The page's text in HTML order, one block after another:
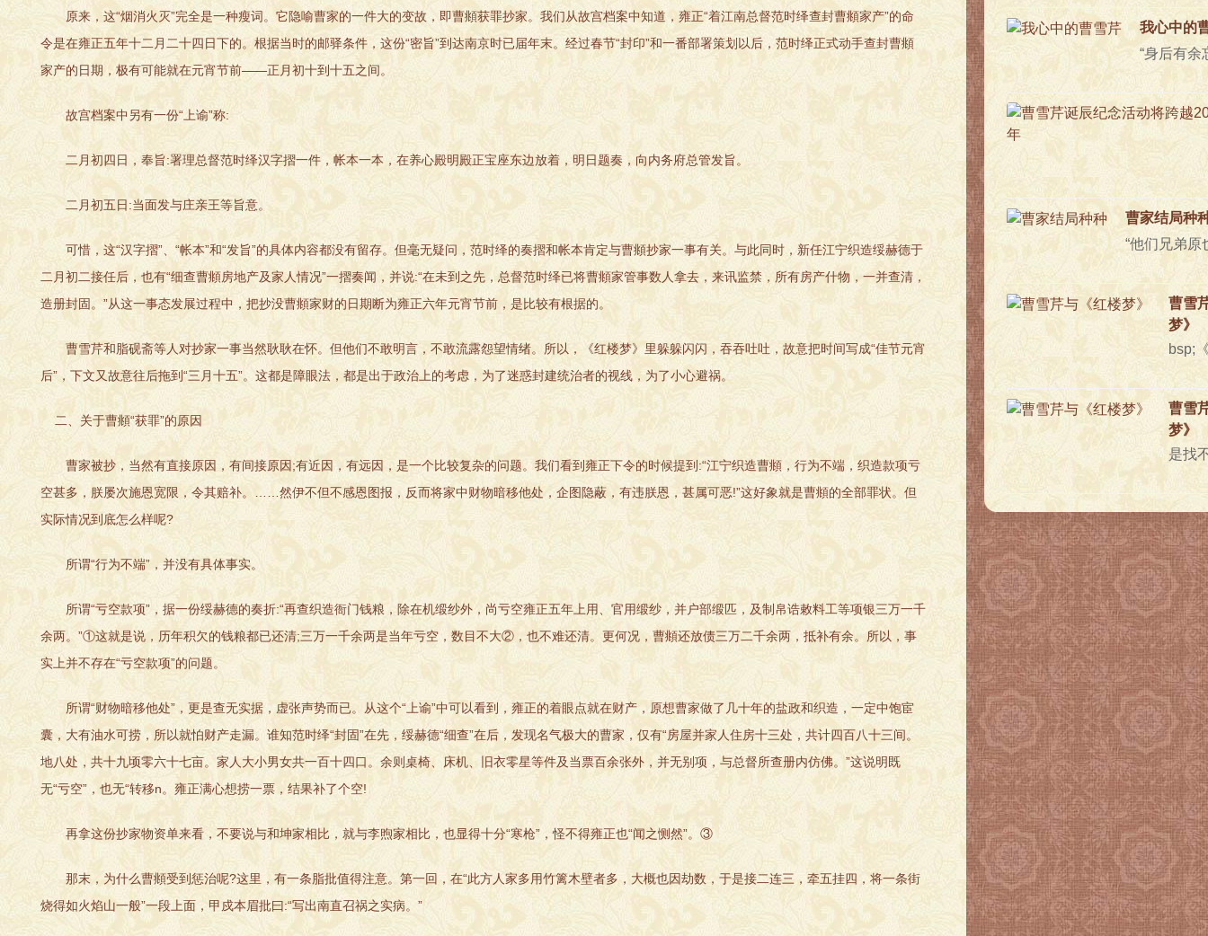
原来，这“烟消火灭”完全是一种瘦词。它隐喻曹家的一件大的变故，即曹頫获罪抄家。我们从故宫档案中知道，雍正“着江南总督范时绎查封曹頫家产”的命
令是在雍正五年十二月二十四日下的。根据当时的邮驿条件，这份“密旨”到达南京时已届年末。经过春节“封印”和一番部署策划以后，范时绎正式动手查封曹頫
家产的日期，极有可能就在元宵节前——正月初十到十五之间。
故宫档案中另有一份“上谕”称:
二月初四日，奉旨:署理总督范时绎汉字摺一件，帐本一本，在养心殿明殿正宝座东边放着，明日题奏，向内务府总管发旨。
二月初五日:当面发与庄亲王等旨意。
可惜，这“汉字摺”、“帐本”和“发旨”的具体内容都没有留存。但毫无疑问，范时绎的奏摺和帐本肯定与曹頫抄家一事有关。与此同时，新任江宁织造绥赫德于
二月初二接任后，也有“细查曹頫房地产及家人情况”一摺奏闻，并说:“在未到之先，总督范时绎已将曹頫家管事数人拿去，来讯监禁，所有房产什物，一并查清，
造册封固。”从这一事态发展过程中，把抄没曹頫家财的日期断为雍正六年元宵节前，是比较有根据的。
曹雪芹和脂砚斋等人对抄家一事当然耿耿在怀。但他们不敢明言，不敢流露怨望情绪。所以，《红楼梦》里躲躲闪闪，吞吞吐吐，故意把时间写成“佳节元宵
后”，下文又故意往后拖到“三月十五”。这都是障眼法，都是出于政治上的考虑，为了迷惑封建统治者的视线，为了小心避祸。
二、关于曹頫“获罪”的原因
曹家被抄，当然有直接原因，有间接原因;有近因，有远因，是一个比较复杂的问题。我们看到雍正下令的时候提到:“江宁织造曹頫，行为不端，织造款项亏
空甚多，朕屡次施恩宽限，令其赔补。……然伊不但不感恩图报，反而将家中财物暗移他处，企图隐蔽，有违朕恩，甚属可恶!”这好象就是曹頫的全部罪状。但
实际情况到底怎么样呢?
所谓“行为不端”，并没有具体事实。
所谓“亏空款项”，据一份绥赫德的奏折:“再查织造衙门钱粮，除在机缎纱外，尚亏空雍正五年上用、官用缎纱，并户部缎匹，及制帛诰敕料工等项银三万一千
余两。”①这就是说，历年积欠的钱粮都已还清;三万一千余两是当年亏空，数目不大②，也不难还清。更何况，曹頫还放债三万二千余两，抵补有余。所以，事
实上并不存在“亏空款项”的问题。
所谓“财物暗移他处”，更是查无实据，虚张声势而已。从这个“上谕”中可以看到，雍正的着眼点就在财产，原想曹家做了几十年的盐政和织造，一定中饱宦
囊，大有油水可捞，所以就怕财产走漏。谁知范时绎“封固”在先，绥赫德“细查”在后，发现名气极大的曹家，仅有“房屋并家人住房十三处，共计四百八十三间。
地八处，共十九顷零六十七亩。家人大小男女共一百十四口。余则桌椅、床机、旧衣零星等件及当票百余张外，并无别项，与总督所查册内仿佛。”这说明既
无“亏空”，也无“转移n。雍正满心想捞一票，结果补了个空!
再拿这份抄家物资单来看，不要说与和坤家相比，就与李煦家相比，也显得十分“寒枪”，怪不得雍正也“闻之恻然”。③
那末，为什么曹頫受到惩治呢?这里，有一条脂批值得注意。第一回，在“此方人家多用竹篱木壁者多，大概也因劫数，于是接二连三，牵五挂四，将一条街
烧得如火焰山一般”一段上面，甲戍本眉批曰:“写出南直召祸之实病。”
我心中的
曹家结局种
曹雪
梦》
曹雪
梦》